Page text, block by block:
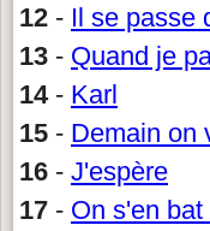
12 - Il se passe
13 - Quand je
14- Karl
15 - Demain on
16 - J'espère
17 - On s'en